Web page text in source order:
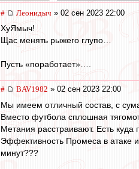
# Леонидыч » 02 сен 2023 22:00
ХуЯмыч!
Щас менять рыжего глупо…
Пусть «поработает»….
# BAV1982 » 02 сен 2023 22:00
Мы имеем отличный состав, с
Вместо футбола сплошная
Метания расстраивают. Есть
Эффективность Промеса в атаке
минут???